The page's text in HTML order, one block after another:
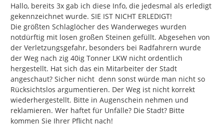
Hallo, bereits 3x gab ich diese Info, die jedesmal als erledigt
gekennzeichnet wurde. SIE IST NICHT ERLEDIGT!
Die größten Schlaglöcher des Wanderweges wurden
notdürftig mit losen großen Steinen gefüllt. Abgesehen von
der Verletzungsgefahr, besonders bei Radfahrern wurde
der Weg nach zig 40ig Tonner LKW nicht ordentlich
hergestellt. Hat sich das ein Mitarbeiter der Stadt
angeschaut? Sicher nicht  denn sonst würde man nicht so
Rücksichtslos argumentieren. Der Weg ist nicht korrekt
wiederhergestellt. Bitte in Augenschein nehmen und
reklamieren. Wer haftet für Unfälle? Die Stadt? Bitte
kommen Sie Ihrer Pflicht nach!